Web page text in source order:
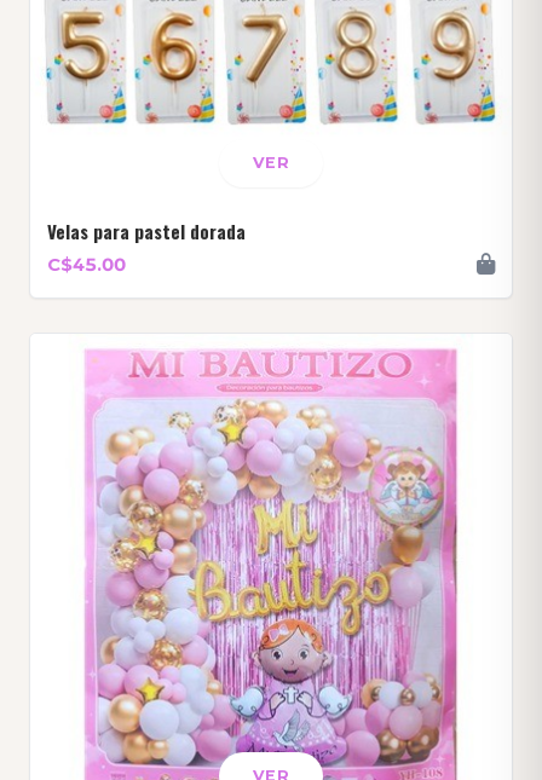
VER
Velas para pastel dorada
C$45.00
VER